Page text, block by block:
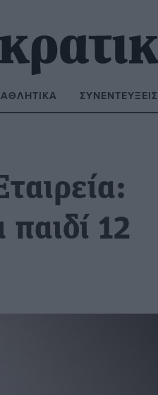
ΑΘΛΗΤΙΚΆ ΣΥΝΕΝΤΕΎΞΕΙΣ
12